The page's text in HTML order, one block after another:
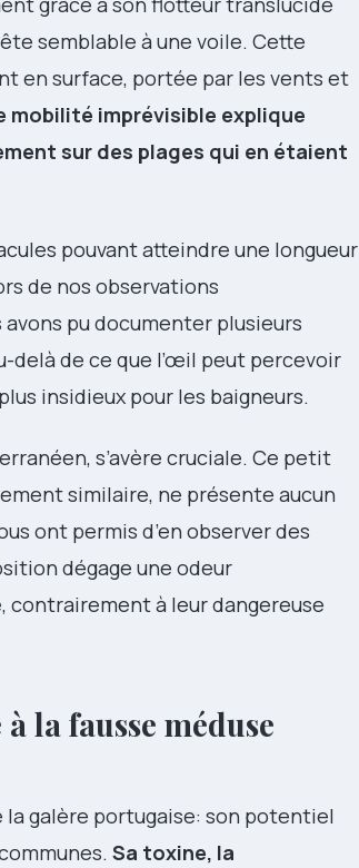
semblable à une voile. Cette
en surface, portée par les vents et
mobilité imprévisible explique
sur des plages qui en étaient
pouvant atteindre une longueur
de nos observations
pu documenter plusieurs
delà de ce que l’œil peut percevoir
insidieux pour les baigneurs.
s’avère cruciale. Ce petit
similaire, ne présente aucun
ont permis d’en observer des
dégage une odeur
à leur dangereuse
la fausse méduse
la galère portugaise: son potentiel
Sa toxine, la